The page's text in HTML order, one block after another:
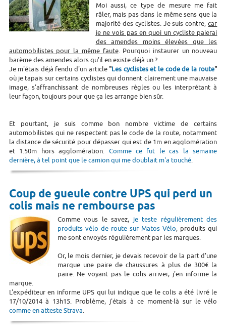
Moi aussi, ce type de mesure me fait
râler, mais pas dans le même sens que la
majorité des cyclistes. Je suis contre,car
je ne vois pas en quoi un cycliste paierai
des amendes moins élevées que les
automobilistes pour la même faute. Pourquoi instaurer un nouveau
barème des amendes alors qu'il en existe déjà un ?
Je m'étais déjà fendu d'un article "Les cyclistes et le code de la route"
où je tapais sur certains cyclistes qui donnent clairement une mauvaise
image, s'affranchissant de nombreuses règles ou les interprétant à
leur façon, toujours pour que ça les arrange bien sûr.
Et pourtant, je suis comme bon nombre victime de certains
automobilistes qui ne respectent pas le code de la route, notamment
la distance de sécurité pour dépasser qui est de 1m en agglomération
et 1.50m hors agglomération. Comme ce fut le cas la semaine
dernière, à tel point que le camion qui me doublait m'a touché.
Coup de gueule contre UPS qui perd un
colis mais ne rembourse pas
Comme vous le savez, je teste régulièrement des
produits vélo de route sur Matos Vélo, produits qui
me sont envoyés régulièrement par les marques.
Or, le mois dernier, je devais recevoir de la part d'une
marque une paire de chaussures à plus de 300€ la
paire. Ne voyant pas le colis arriver, j'en informe la
marque.
L'expéditeur en informe UPS qui lui indique que le colis a été livré le
17/10/2014 à 13h15. Problème, j'étais à ce moment-là sur le vélo
comme en atteste Strava.